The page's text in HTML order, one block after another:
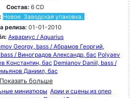
Состав: 6 CD
Новое. Заводская упаковка.
релиза: 01-01-2010
Аквариус / Aquarius
Georgy, bass / Абрамов Георгий,
/ Виноградов Александр, бас Polyaev
Константин, бас Demianov Daniil, bass /
Даниил, бас
Показать больше
миниатюры Арии и сцены из опер